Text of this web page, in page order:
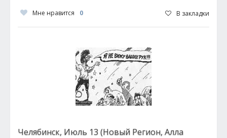
Мне нравится 0 В закладки
Челябинск, Июль 13 (Новый Регион, Алла